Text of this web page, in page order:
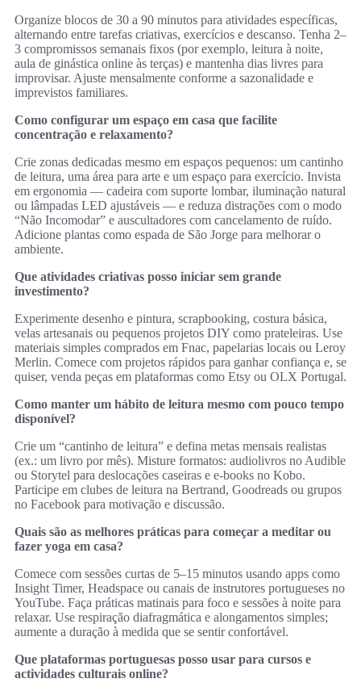
Organize blocos de 30 a 90 minutos para atividades específicas,
alternando entre tarefas criativas, exercícios e descanso. Tenha 2–
3 compromissos semanais fixos (por exemplo, leitura à noite,
aula de ginástica online às terças) e mantenha dias livres para
improvisar. Ajuste mensalmente conforme a sazonalidade e
imprevistos familiares.
Como configurar um espaço em casa que facilite
concentração e relaxamento?
Crie zonas dedicadas mesmo em espaços pequenos: um cantinho
de leitura, uma área para arte e um espaço para exercício. Invista
em ergonomia — cadeira com suporte lombar, iluminação natural
ou lâmpadas LED ajustáveis — e reduza distrações com o modo
“Não Incomodar” e auscultadores com cancelamento de ruído.
Adicione plantas como espada de São Jorge para melhorar o
ambiente.
Que atividades criativas posso iniciar sem grande
investimento?
Experimente desenho e pintura, scrapbooking, costura básica,
velas artesanais ou pequenos projetos DIY como prateleiras. Use
materiais simples comprados em Fnac, papelarias locais ou Leroy
Merlin. Comece com projetos rápidos para ganhar confiança e, se
quiser, venda peças em plataformas como Etsy ou OLX Portugal.
Como manter um hábito de leitura mesmo com pouco tempo
disponível?
Crie um “cantinho de leitura” e defina metas mensais realistas
(ex.: um livro por mês). Misture formatos: audiolivros no Audible
ou Storytel para deslocações caseiras e e‑books no Kobo.
Participe em clubes de leitura na Bertrand, Goodreads ou grupos
no Facebook para motivação e discussão.
Quais são as melhores práticas para começar a meditar ou
fazer yoga em casa?
Comece com sessões curtas de 5–15 minutos usando apps como
Insight Timer, Headspace ou canais de instrutores portugueses no
YouTube. Faça práticas matinais para foco e sessões à noite para
relaxar. Use respiração diafragmática e alongamentos simples;
aumente a duração à medida que se sentir confortável.
Que plataformas portuguesas posso usar para cursos e
actividades culturais online?